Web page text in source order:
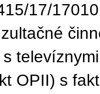
17/17010
OPII) s